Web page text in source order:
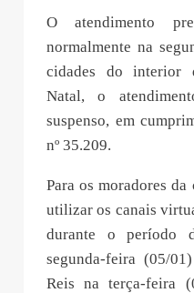
O atendimento
normalmente na
cidades do interior
Natal, o
suspenso, em
nº 35.209.
Para os moradores
utilizar os canais
durante o período
segunda-feira (05/
Reis na terça-feira